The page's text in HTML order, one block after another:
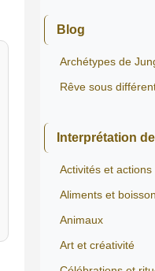
Blog
Archétypes de
Rêve sous
Interprétation
Activités et actions
Aliments et
Animaux
Art et créativité